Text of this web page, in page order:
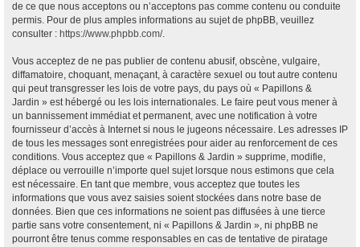
de ce que nous acceptons ou n’acceptons pas comme contenu ou conduite
permis. Pour de plus amples informations au sujet de phpBB, veuillez
consulter : https://www.phpbb.com/.
Vous acceptez de ne pas publier de contenu abusif, obscène, vulgaire,
diffamatoire, choquant, menaçant, à caractère sexuel ou tout autre contenu
qui peut transgresser les lois de votre pays, du pays où « Papillons &
Jardin » est hébergé ou les lois internationales. Le faire peut vous mener à
un bannissement immédiat et permanent, avec une notification à votre
fournisseur d’accès à Internet si nous le jugeons nécessaire. Les adresses IP
de tous les messages sont enregistrées pour aider au renforcement de ces
conditions. Vous acceptez que « Papillons & Jardin » supprime, modifie,
déplace ou verrouille n’importe quel sujet lorsque nous estimons que cela
est nécessaire. En tant que membre, vous acceptez que toutes les
informations que vous avez saisies soient stockées dans notre base de
données. Bien que ces informations ne soient pas diffusées à une tierce
partie sans votre consentement, ni « Papillons & Jardin », ni phpBB ne
pourront être tenus comme responsables en cas de tentative de piratage